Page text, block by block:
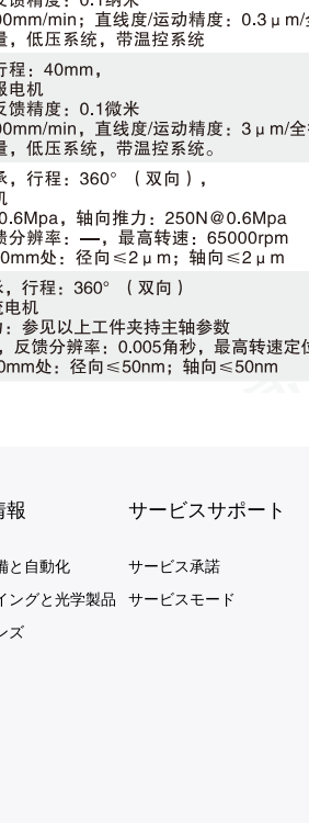
報
と自動化
ングと光学製品
ズ
サービスサポート
サービス承諾
サービスモード